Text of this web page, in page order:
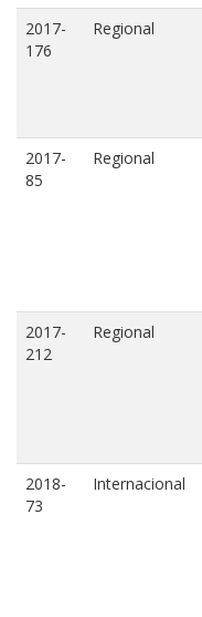
2017-
176
Regional
2017-
85
Regional
2017-
212
Regional
2018-
73
Internacional